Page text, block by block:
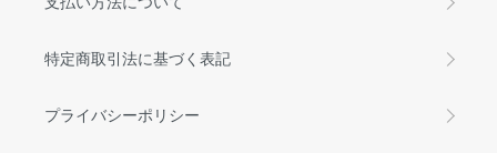
特定商取引法に基づく表記
プライバシーポリシー